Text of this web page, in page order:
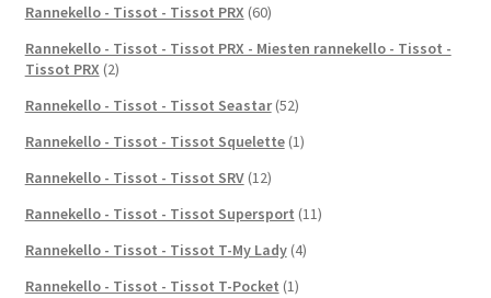
Rannekello - Tissot - Tissot PRX (60)
Rannekello - Tissot - Tissot PRX - Miesten rannekello - Tissot -
Tissot PRX (2)
Rannekello - Tissot - Tissot Seastar (52)
Rannekello - Tissot - Tissot Squelette (1)
Rannekello - Tissot - Tissot SRV (12)
Rannekello - Tissot - Tissot Supersport (11)
Rannekello - Tissot - Tissot T-My Lady (4)
Rannekello - Tissot - Tissot T-Pocket (1)